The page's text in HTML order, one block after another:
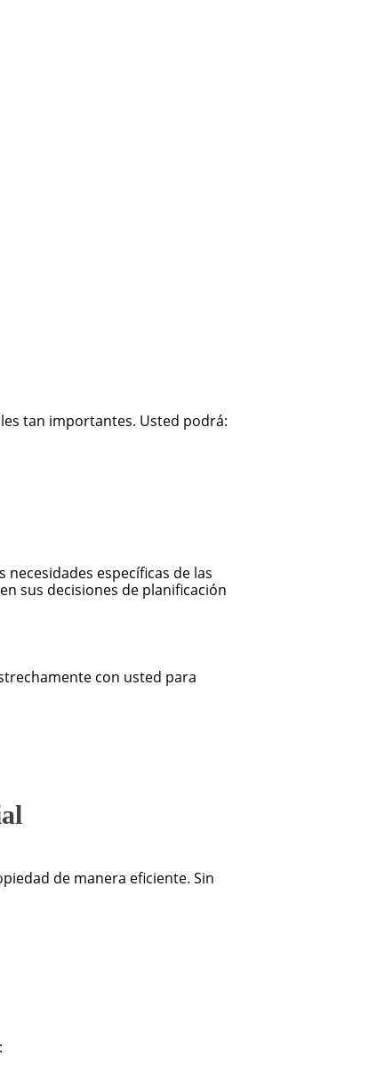
tan importantes. Usted podrá:
específicas de las
sus decisiones de planificación
con usted para
de manera eficiente. Sin